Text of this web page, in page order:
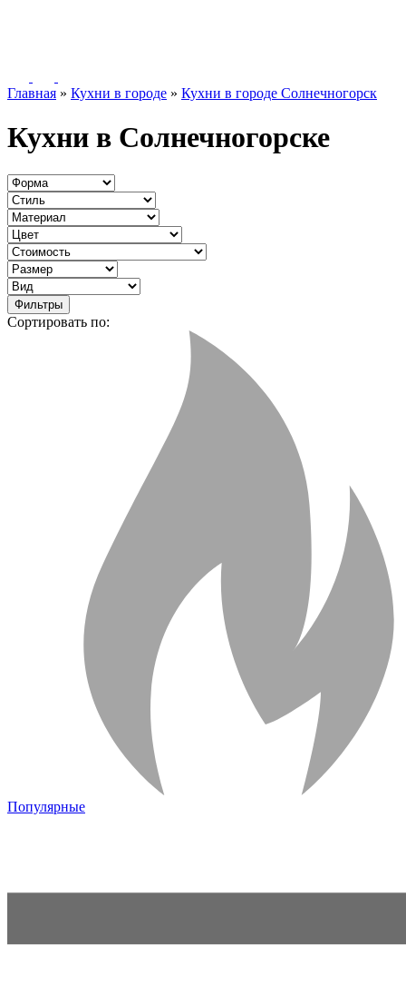
Главная » Кухни в городе » Кухни в городе Солнечногорск
Кухни в Солнечногорске
Фильтры
Сортировать по:
Популярные